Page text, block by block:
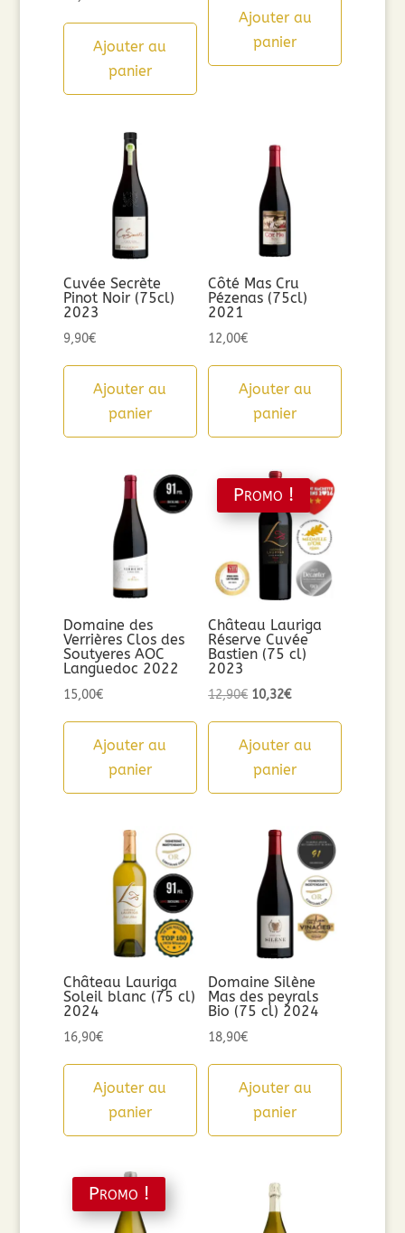
Ajouter au
panier
Ajouter au
panier
Cuvée Secrète
Pinot Noir (75cl)
2023
9,90€
Ajouter au
panier
Côté Mas Cru
Pézenas (75cl)
2021
12,00€
Ajouter au
panier
Domaine des
Verrières Clos des
Soutyeres AOC
Languedoc 2022
15,00€
Ajouter au
panier
Promo !
Château Lauriga
Réserve Cuvée
Bastien (75 cl)
2023
12,90€ Le
initial
était :
10,32€Le
actuel
est :
Ajouter au
panier
Château Lauriga
Soleil blanc (75 cl)
2024
16,90€
Ajouter au
panier
Domaine Silène
Mas des peyrals
Bio (75 cl) 2024
18,90€
Ajouter au
panier
Promo !